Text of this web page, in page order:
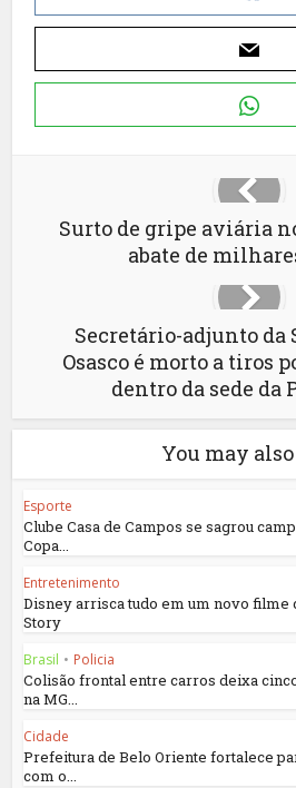
Surto de gripe aviária
abate de
Secretário-adjunto da
Osasco é morto a tiros
dentro da sede da
You may
Esporte
Clube Casa de Campos se sagrou
Copa...
Entretenimento
Disney arrisca tudo em um novo filme
Story
Brasil • Policia
Colisão frontal entre carros deixa
na MG...
Cidade
Prefeitura de Belo Oriente fortalece
com o...